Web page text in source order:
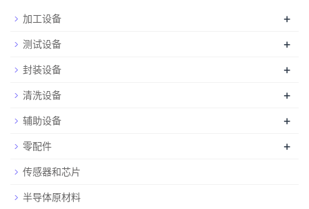
加工设备 +
测试设备 +
封装设备 +
清洗设备 +
辅助设备 +
零配件 +
传感器和芯片
半导体原材料